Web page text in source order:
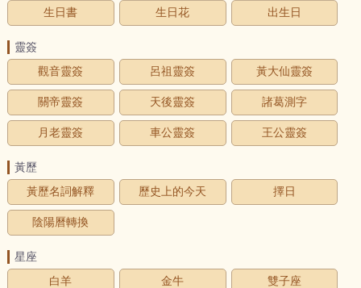
生日書 生日花 出生日
靈簽
觀音靈簽
呂祖靈簽 黃大仙靈簽
關帝靈簽 天後靈簽 諸葛測字
月老靈簽 車公靈簽 王公靈簽
黃歷
黃歷名詞解釋
歷史上的今天 擇日
陰陽曆轉換
星座
白羊
金牛 雙子座